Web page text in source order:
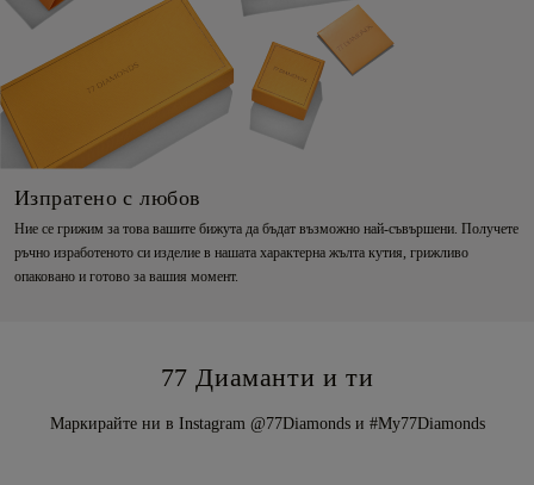
Изпратено с любов
Ние се грижим за това вашите бижута да бъдат възможно най-съвършени. Получете
ръчно изработеното си изделие в нашата характерна жълта кутия, грижливо
опаковано и готово за вашия момент.
77 Диаманти и ти
Маркирайте ни в Instagram @77Diamonds и #My77Diamonds